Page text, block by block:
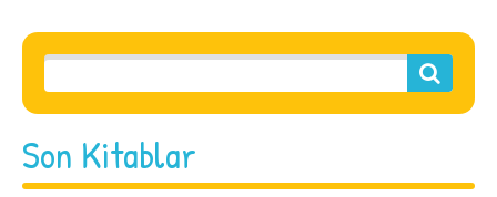
Son Kitablar